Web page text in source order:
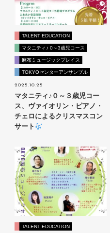
TALENT EDUCATION
マタニティ♪ 0～3歳児コース
麻布ミュージックプレイス
TOKYOセンターアンサンブル
2025.10.25
マタニティ♪０～３歳児コー
ス、ヴァイオリン・ピアノ・
チェロによるクリスマスコン
サート
TALENT EDUCATION